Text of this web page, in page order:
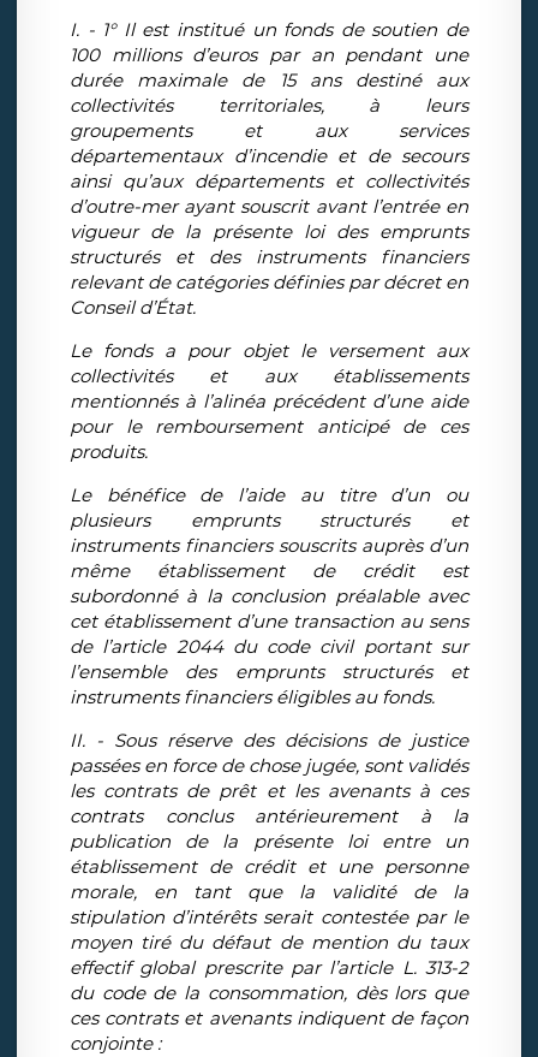
I. - 1° Il est institué un fonds de soutien de
100 millions d’euros par an pendant une
durée maximale de 15 ans destiné aux
collectivités territoriales, à leurs
groupements et aux services
départementaux d’incendie et de secours
ainsi qu’aux départements et collectivités
d’outre-mer ayant souscrit avant l’entrée en
vigueur de la présente loi des emprunts
structurés et des instruments financiers
relevant de catégories définies par décret en
Conseil d’État.
Le fonds a pour objet le versement aux
collectivités et aux établissements
mentionnés à l’alinéa précédent d’une aide
pour le remboursement anticipé de ces
produits.
Le bénéfice de l’aide au titre d’un ou
plusieurs emprunts structurés et
instruments financiers souscrits auprès d’un
même établissement de crédit est
subordonné à la conclusion préalable avec
cet établissement d’une transaction au sens
de l’article 2044 du code civil portant sur
l’ensemble des emprunts structurés et
instruments financiers éligibles au fonds.
II. - Sous réserve des décisions de justice
passées en force de chose jugée, sont validés
les contrats de prêt et les avenants à ces
contrats conclus antérieurement à la
publication de la présente loi entre un
établissement de crédit et une personne
morale, en tant que la validité de la
stipulation d’intérêts serait contestée par le
moyen tiré du défaut de mention du taux
effectif global prescrite par l’article L. 313-2
du code de la consommation, dès lors que
ces contrats et avenants indiquent de façon
conjointe :